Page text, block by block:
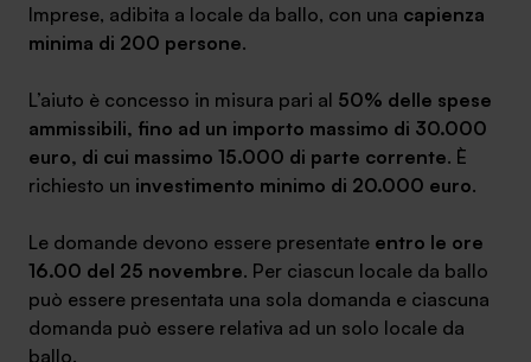
SA Finance Mediazione Creditizia Srl, società di mediazione creditizia iscritta
all'Oam n.M336
Imprese, adibita a locale da ballo, con una capienza
minima di 200 persone.
L’aiuto è concesso in misura pari al 50% delle spese
ammissibili, fino ad un importo massimo di 30.000
euro, di cui massimo 15.000 di parte corrente. È
richiesto un investimento minimo di 20.000 euro.
Le domande devono essere presentate entro le ore
16.00 del 25 novembre. Per ciascun locale da ballo
può essere presentata una sola domanda e ciascuna
domanda può essere relativa ad un solo locale da
ballo.